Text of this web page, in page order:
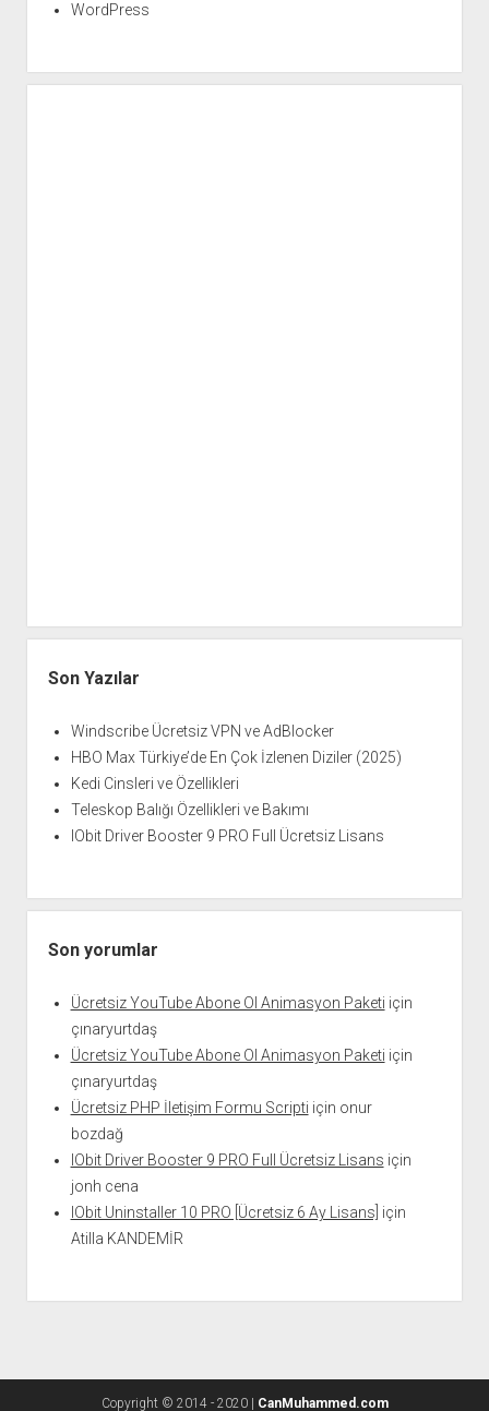
WordPress
Son Yazılar
Windscribe Ücretsiz VPN ve AdBlocker
HBO Max Türkiye’de En Çok İzlenen Diziler (2025)
Kedi Cinsleri ve Özellikleri
Teleskop Balığı Özellikleri ve Bakımı
IObit Driver Booster 9 PRO Full Ücretsiz Lisans
Son yorumlar
Ücretsiz YouTube Abone Ol Animasyon Paketi için
çınaryurtdaş
Ücretsiz YouTube Abone Ol Animasyon Paketi için
çınaryurtdaş
Ücretsiz PHP İletişim Formu Scripti için onur
bozdağ
IObit Driver Booster 9 PRO Full Ücretsiz Lisans için
jonh cena
IObit Uninstaller 10 PRO [Ücretsiz 6 Ay Lisans] için
Atilla KANDEMİR
Copyright © 2014 - 2020 | CanMuhammed.com